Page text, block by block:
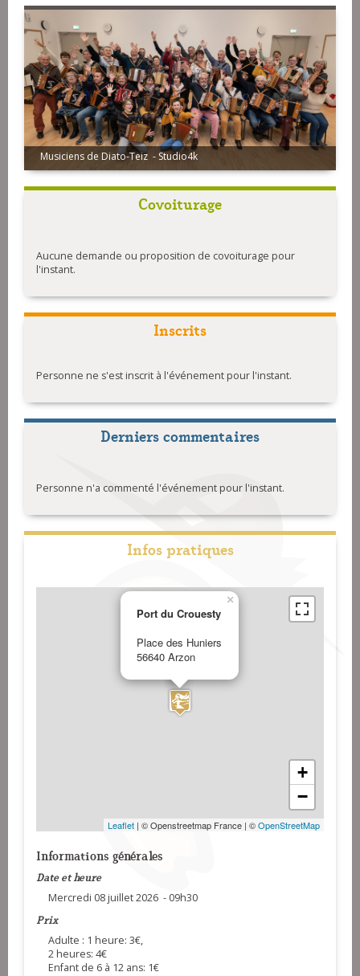
Musiciens de Diato-Teiz - Studio4k
Covoiturage
Aucune demande ou proposition de covoiturage pour
l'instant.
Inscrits
Personne ne s'est inscrit à l'événement pour l'instant.
Derniers commentaires
Personne n'a commenté l'événement pour l'instant.
Infos pratiques
Port du Crouesty
Place des Huniers
56640 Arzon
×
+
−
Leaflet | © Openstreetmap France | ©OpenStreetMap
Informations générales
Date et heure
Mercredi 08 juillet 2026 - 09h30
Prix
Adulte : 1 heure: 3€,
2 heures: 4€
Enfant de 6 à 12 ans: 1€